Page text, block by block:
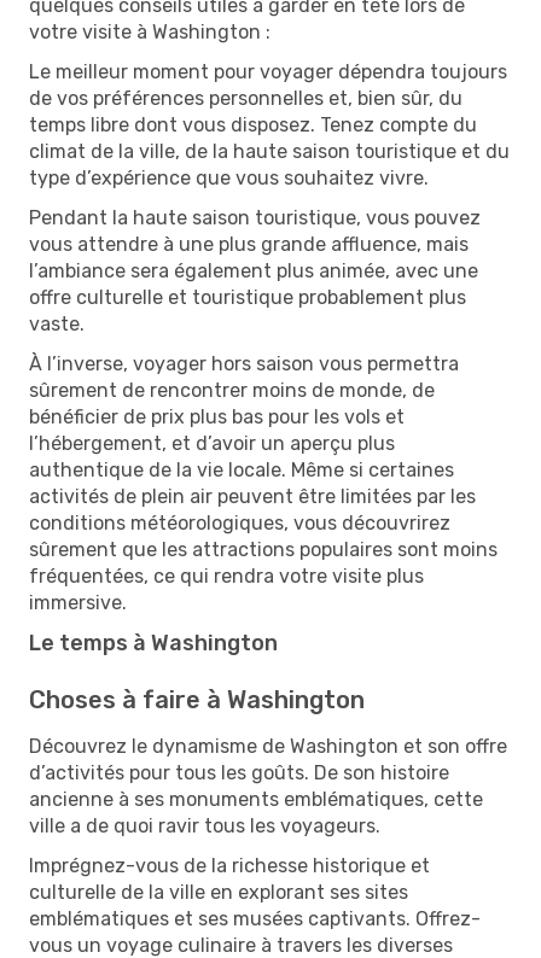
quelques conseils utiles à garder en tête lors de
votre visite à Washington :
Le meilleur moment pour voyager dépendra toujours
de vos préférences personnelles et, bien sûr, du
temps libre dont vous disposez. Tenez compte du
climat de la ville, de la haute saison touristique et du
type d’expérience que vous souhaitez vivre.
Pendant la haute saison touristique, vous pouvez
vous attendre à une plus grande affluence, mais
l’ambiance sera également plus animée, avec une
offre culturelle et touristique probablement plus
vaste.
À l’inverse, voyager hors saison vous permettra
sûrement de rencontrer moins de monde, de
bénéficier de prix plus bas pour les vols et
l’hébergement, et d’avoir un aperçu plus
authentique de la vie locale. Même si certaines
activités de plein air peuvent être limitées par les
conditions météorologiques, vous découvrirez
sûrement que les attractions populaires sont moins
fréquentées, ce qui rendra votre visite plus
immersive.
Le temps à Washington
Choses à faire à Washington
Découvrez le dynamisme de Washington et son offre
d’activités pour tous les goûts. De son histoire
ancienne à ses monuments emblématiques, cette
ville a de quoi ravir tous les voyageurs.
Imprégnez-vous de la richesse historique et
culturelle de la ville en explorant ses sites
emblématiques et ses musées captivants. Offrez-
vous un voyage culinaire à travers les diverses